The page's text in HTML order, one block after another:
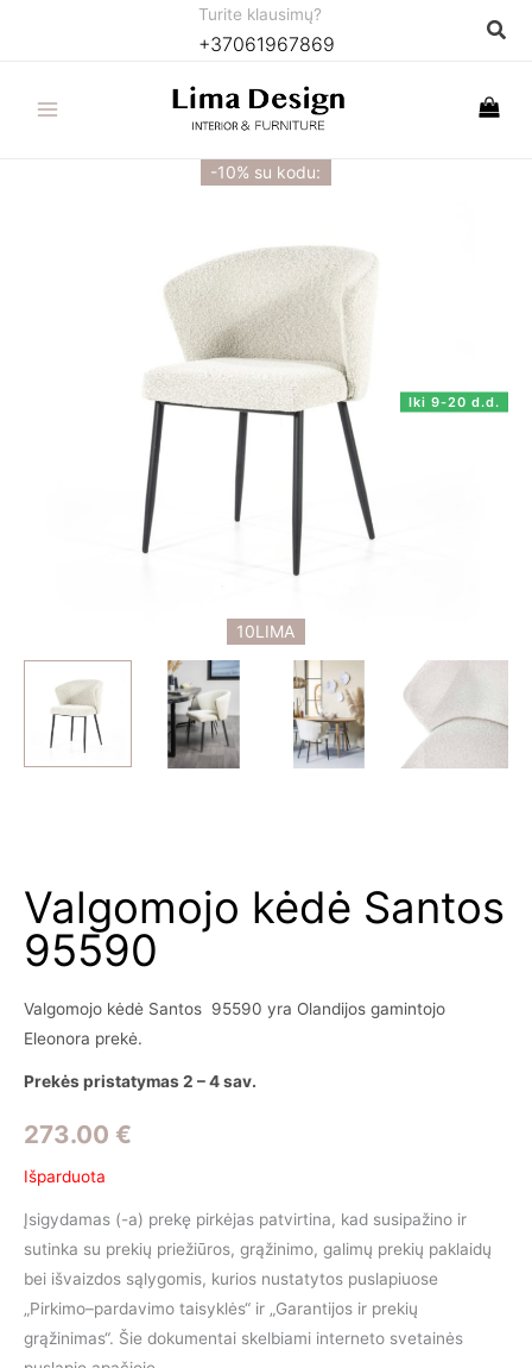
Turite klausimų?
+37061967869
10LIMA
-10% su kodu:
Iki 9-20 d.d.
Valgomojo kėdė Santos
95590
Valgomojo kėdė Santos 95590 yra Olandijos gamintojo
Eleonora prekė.
Prekės pristatymas 2 – 4 sav.
273.00 €
Išparduota
Įsigydamas (-a) prekę pirkėjas patvirtina, kad susipažino ir
sutinka su prekių priežiūros, grąžinimo, galimų prekių paklaidų
bei išvaizdos sąlygomis, kurios nustatytos puslapiuose
„Pirkimo–pardavimo taisyklės“ ir „Garantijos ir prekių
grąžinimas“. Šie dokumentai skelbiami interneto svetainės